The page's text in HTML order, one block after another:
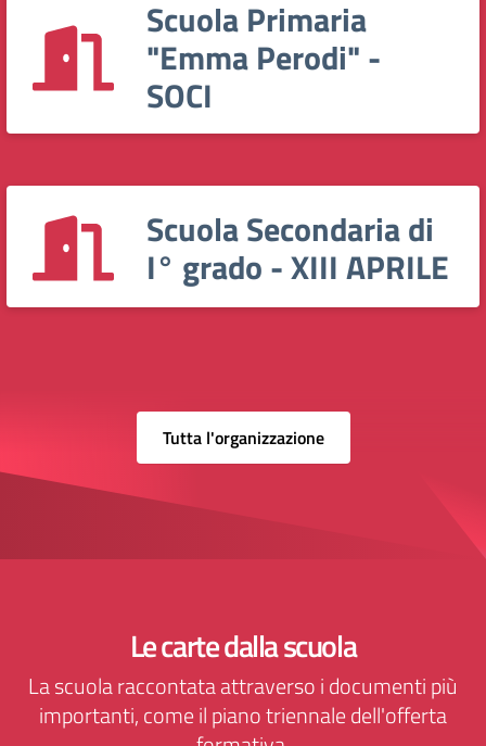
Scuola Primaria
"Emma Perodi" -
SOCI
Scuola Secondaria di
I° grado - XIII APRILE
Tutta l'organizzazione
Le carte dalla scuola
La scuola raccontata attraverso i documenti più
importanti, come il piano triennale dell'offerta